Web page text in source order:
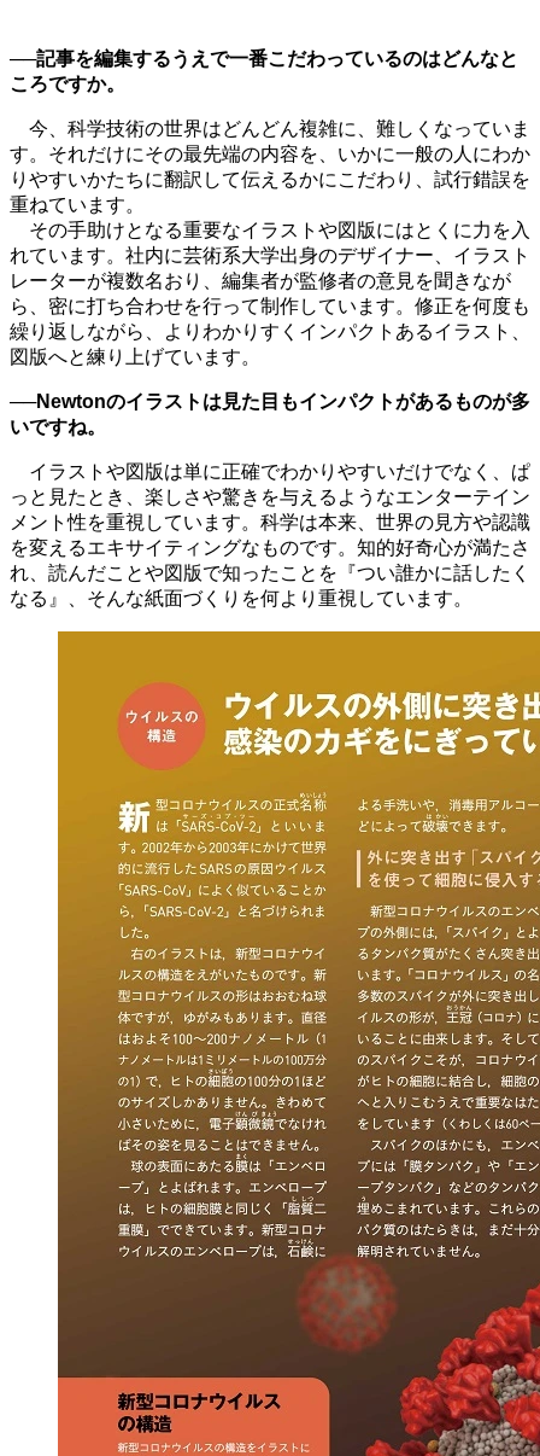
──記事を編集するうえで一番こだわっているのはどんなと
ころですか。
今、科学技術の世界はどんどん複雑に、難しくなっていま
す。それだけにその最先端の内容を、いかに一般の人にわか
りやすいかたちに翻訳して伝えるかにこだわり、試行錯誤を
重ねています。
その手助けとなる重要なイラストや図版にはとくに力を入
れています。社内に芸術系大学出身のデザイナー、イラスト
レーターが複数名おり、編集者が監修者の意見を聞きなが
ら、密に打ち合わせを行って制作しています。修正を何度も
繰り返しながら、よりわかりすくインパクトあるイラスト、
図版へと練り上げています。
──Newtonのイラストは見た目もインパクトがあるものが多
いですね。
イラストや図版は単に正確でわかりやすいだけでなく、ぱ
っと見たとき、楽しさや驚きを与えるようなエンターテイン
メント性を重視しています。科学は本来、世界の見方や認識
を変えるエキサイティングなものです。知的好奇心が満たさ
れ、読んだことや図版で知ったことを『つい誰かに話したく
なる』、そんな紙面づくりを何より重視しています。